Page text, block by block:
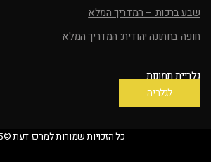
שבע ברכות – המדריך המלא
חופה בחתונה יהודית: המדריך המלא
גלריית תמונות
לגלריה
כל הזכויות שמורות למרכז דעת ©2025